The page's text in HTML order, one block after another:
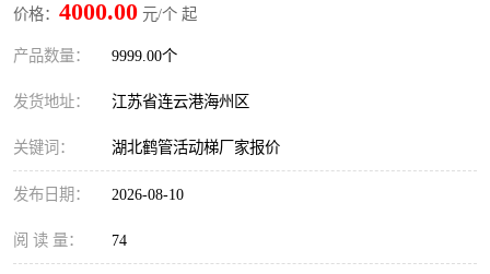
价格： 4000.00 元/个 起
产品数量： 9999.00个
发货地址： 江苏省连云港海州区
关键词： 湖北鹤管活动梯厂家报价
发布日期： 2026-08-10
阅 读 量： 74